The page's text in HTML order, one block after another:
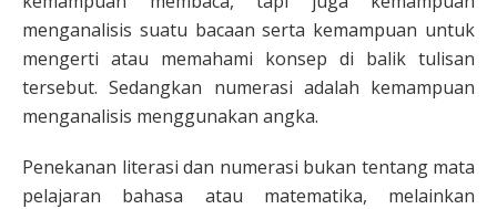
menganalisis suatu bacaan serta kemampuan untuk
mengerti atau memahami konsep di balik tulisan
tersebut. Sedangkan numerasi adalah kemampuan
menganalisis menggunakan angka.
Penekanan literasi dan numerasi bukan tentang mata
pelajaran bahasa atau matematika, melainkan